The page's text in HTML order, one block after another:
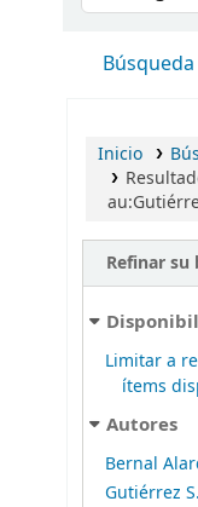
Inicio
Refinar su
Limitar a
ítems
Autores
Bernal
Gutiérrez